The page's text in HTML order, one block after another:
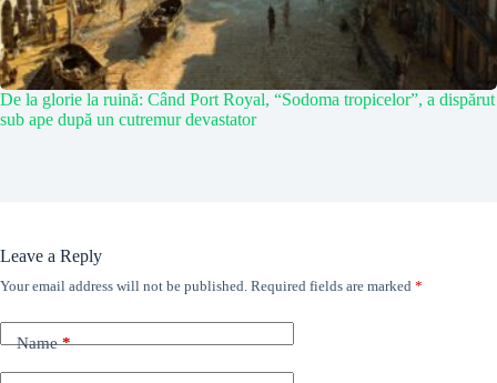
De la glorie la ruină: Când Port Royal, “Sodoma tropicelor”, a dispărut
sub ape după un cutremur devastator
Leave a Reply
Your email address will not be published. Required fields are marked *
Name*